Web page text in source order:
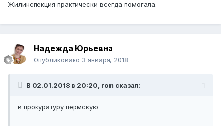
Жилинспекция практически всегда помогала.
Надежда Юрьевна
Опубликовано 3 января, 2018
В 02.01.2018 в 20:20, rom сказал:
в прокуратуру пермскую